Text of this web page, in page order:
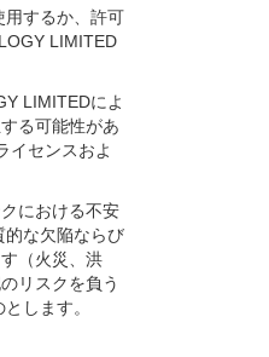
用するか、許可
LIMITED
LIMITEDによ
る可能性があ
イセンスおよ
における不安
的な欠陥ならび
（火災、洪
リスクを負う
します。